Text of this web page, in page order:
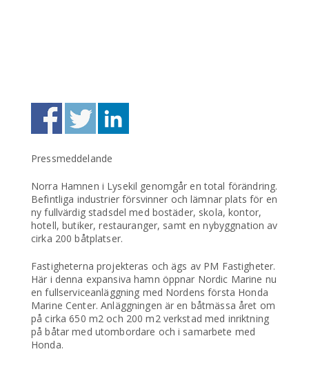
Pressmeddelande
Norra Hamnen i Lysekil genomgår en total förändring.
Befintliga industrier försvinner och lämnar plats för en
ny fullvärdig stadsdel med bostäder, skola, kontor,
hotell, butiker, restauranger, samt en nybyggnation av
cirka 200 båtplatser.
Fastigheterna projekteras och ägs av PM Fastigheter.
Här i denna expansiva hamn öppnar Nordic Marine nu
en fullserviceanläggning med Nordens första Honda
Marine Center. Anläggningen är en båtmässa året om
på cirka 650 m2 och 200 m2 verkstad med inriktning
på båtar med utombordare och i samarbete med
Honda.